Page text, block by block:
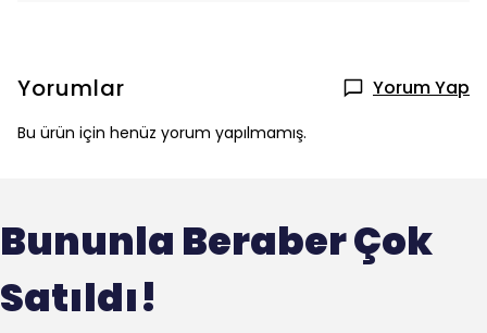
Yorumlar Yorum Yap
Bu ürün için henüz yorum yapılmamış.
Bununla Beraber Çok
Satıldı!